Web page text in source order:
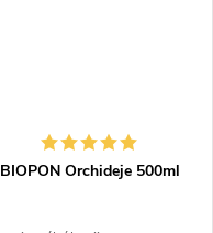
BIOPON Orchideje 500ml